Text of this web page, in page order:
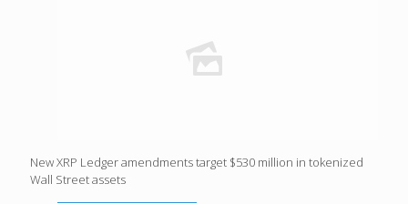
New XRP Ledger amendments target $530 million in tokenized
Wall Street assets